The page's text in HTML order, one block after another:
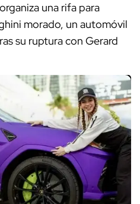
una rifa para
morado, un automóvil
su ruptura con Gerard